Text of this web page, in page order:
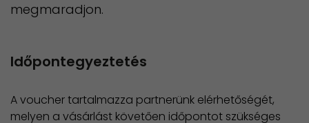
megmaradjon.
Időpontegyeztetés
A voucher tartalmazza partnerünk elérhetőségét,
melyen a vásárlást követően időpontot szükséges